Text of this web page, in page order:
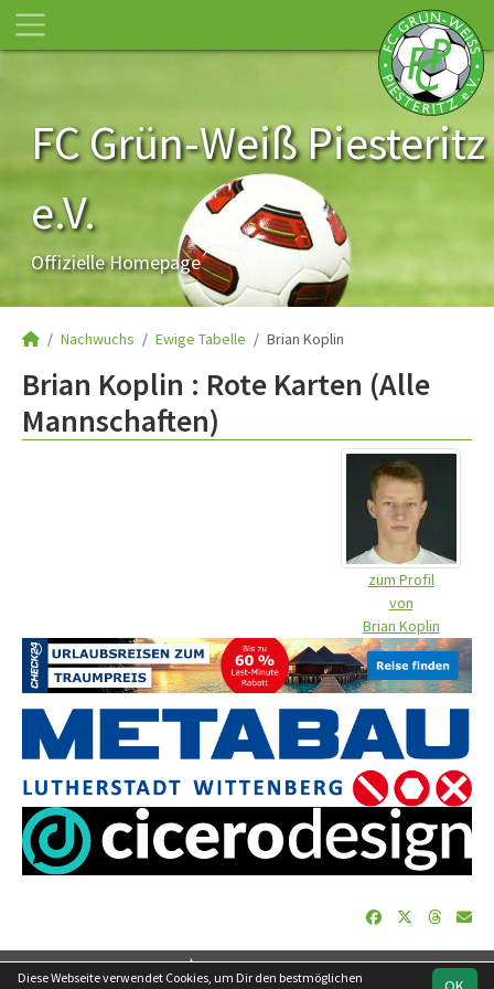
FC Grün-Weiß Piesteritz
e.V.
Offizielle Homepage
Nachwuchs Ewige Tabelle Brian Koplin
Brian Koplin : Rote Karten (Alle
Mannschaften)
zum Profil
von
Brian Koplin
soccero.de
Diese Webseite verwendet Cookies, um Dir den bestmöglichen